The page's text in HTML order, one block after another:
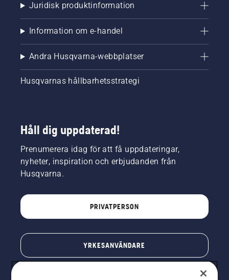
Juridisk produktinformation
Information om e-handel
Andra Husqvarna-webbplatser
Husqvarnas hållbarhetsstrategi
Håll dig uppdaterad!
Prenumerera idag för att få uppdateringar,
nyheter, inspiration och erbjudanden från
Husqvarna.
PRIVATPERSON
YRKESANVÄNDARE